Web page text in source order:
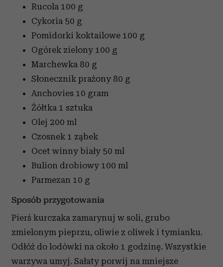
Rucola 100 g
Cykoria 50 g
Pomidorki koktailowe 100 g
Ogórek zielony 100 g
Marchewka 80 g
Słonecznik prażony 80 g
Anchovies 10 gram
Żółtka 1 sztuka
Olej 200 ml
Czosnek 1 ząbek
Ocet winny biały 50 ml
Bulion drobiowy 100 ml
Parmezan 10 g
Sposób przygotowania
Pierś kurczaka zamarynuj w soli, grubo
zmielonym pieprzu, oliwie z oliwek i tymianku.
Odłóż do lodówki na około 1 godzinę. Wszystkie
warzywa umyj. Sałaty porwij na mniejsze